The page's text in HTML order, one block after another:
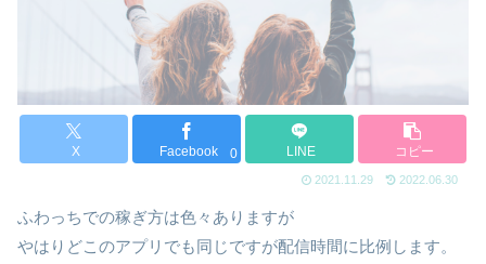
X Facebook 0 LINE コピー
2021.11.29 2022.06.30
ふわっちでの稼ぎ方は色々ありますが
やはりどこのアプリでも同じですが配信時間に比例します。